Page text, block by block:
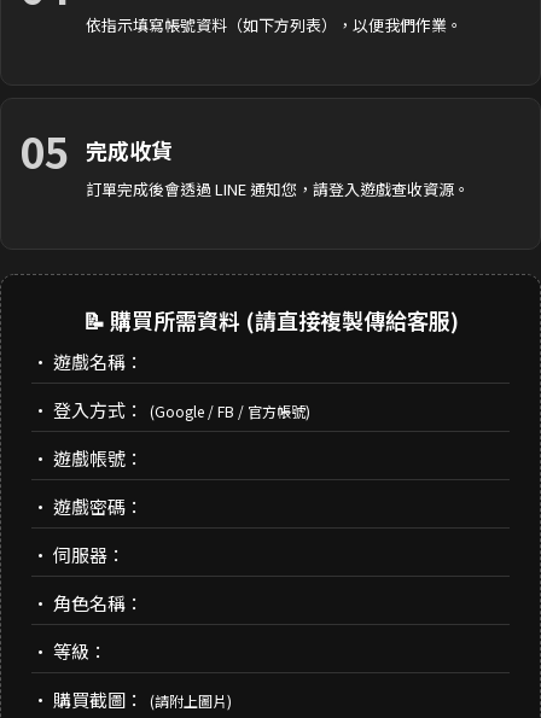
依指示填寫帳號資料（如下方列表），以便我們作業。
05 完成收貨
訂單完成後會透過 LINE 通知您，請登入遊戲查收資源。
📝 購買所需資料 (請直接複製傳給客服)
• 遊戲名稱：
• 登入方式：
(Google / FB / 官方帳號)
• 遊戲帳號：
• 遊戲密碼：
• 伺服器：
• 角色名稱：
• 等級：
• 購買截圖：
(請附上圖片)